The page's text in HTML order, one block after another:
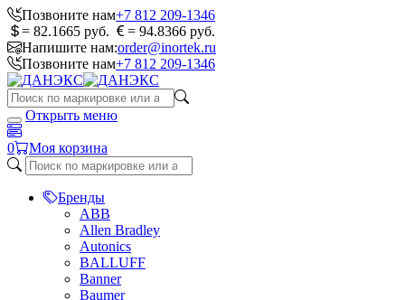
Позвоните нам+7 812 209-1346
= 82.1665 руб.
= 94.8366 руб.
Напишите нам:order@inortek.ru
Позвоните нам+7 812 209-1346
Открыть меню
0 Моя корзина
Бренды
ABB
Allen Bradley
Autonics
BALLUFF
Banner
Baumer